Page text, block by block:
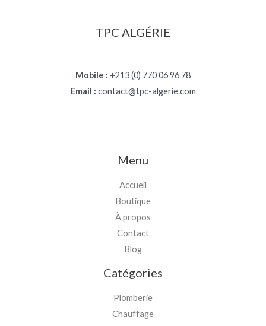
TPC ALGÉRIE
Mobile : +213 (0) 770 06 96 78
Email : contact@tpc-algerie.com
Menu
Accueil
Boutique
À propos
Contact
Blog
Catégories
Plomberie
Chauffage